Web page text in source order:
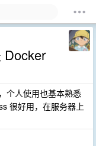
Docker
个人使用也基本熟悉
很好用，在服务器上